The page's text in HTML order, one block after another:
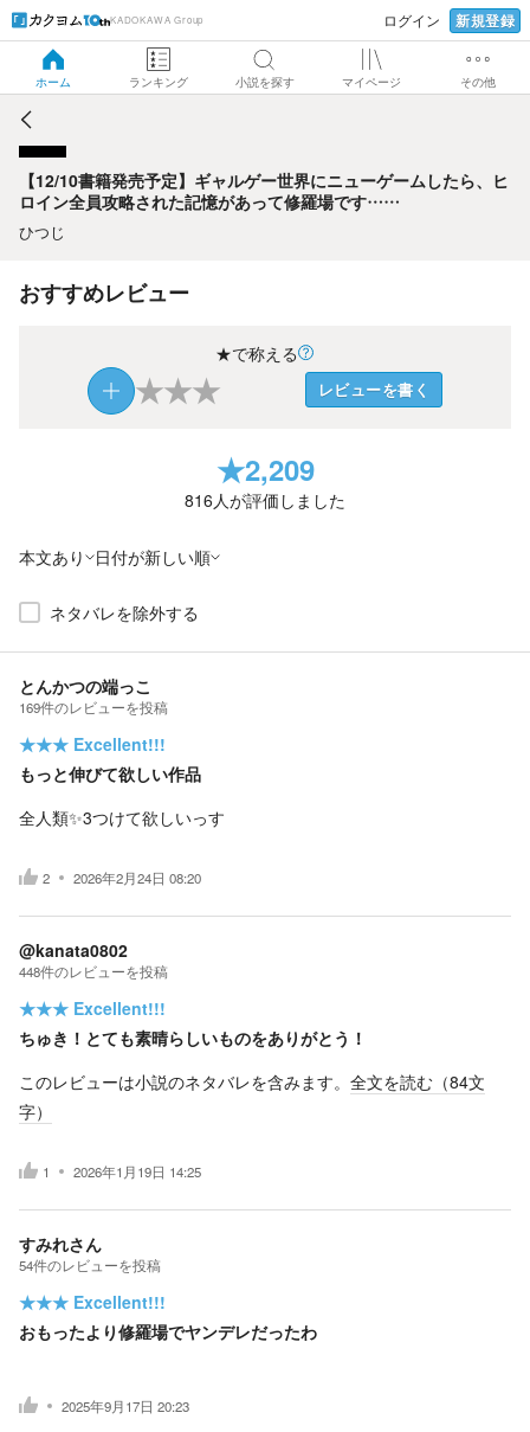
KADOKAWA Group ログイン 新規登録
ホーム ランキング 小説を探す マイページ その他
【12/10書籍発売予定】ギャルゲー世界にニューゲームした
ら、ヒロイン全員攻略された記憶があって修羅場です……
【12/10書籍発売予定】ギャルゲー世界にニューゲームしたら、ヒ
ロイン全員攻略された記憶があって修羅場です……
ひつじ
おすすめレビュー
★で称える
★★★ レビューを書く
★2,209
816人が評価しました
本文あり 日付が新しい順
ネタバレを除外する
とんかつの端っこ
169件のレビューを投稿
★★★ Excellent!!!
もっと伸びて欲しい作品
全人類✨3つけて欲しいっす
2 2026年2月24日 08:20
@kanata0802
448件のレビューを投稿
★★★ Excellent!!!
ちゅき！とても素晴らしいものをありがとう！
このレビューは小説のネタバレを含みます。 全文を読む（84文
字）
1 2026年1月19日 14:25
すみれさん
54件のレビューを投稿
★★★ Excellent!!!
おもったより修羅場でヤンデレだったわ
2025年9月17日 20:23